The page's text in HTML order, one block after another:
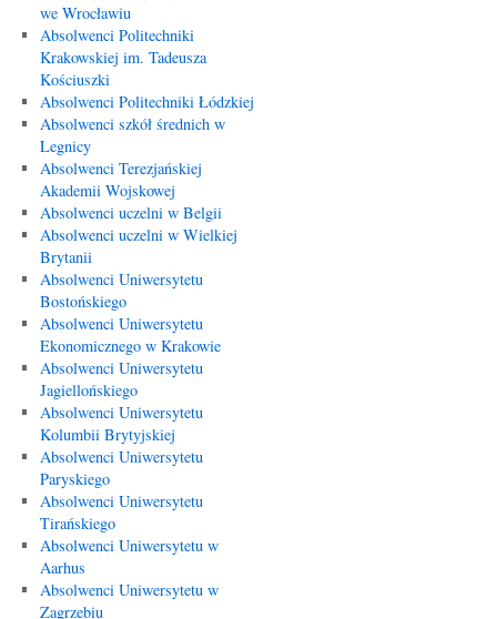
we Wrocławiu
Absolwenci Politechniki
Krakowskiej im. Tadeusza
Kościuszki
Absolwenci Politechniki Łódzkiej
Absolwenci szkół średnich w
Legnicy
Absolwenci Terezjańskiej
Akademii Wojskowej
Absolwenci uczelni w Belgii
Absolwenci uczelni w Wielkiej
Brytanii
Absolwenci Uniwersytetu
Bostońskiego
Absolwenci Uniwersytetu
Ekonomicznego w Krakowie
Absolwenci Uniwersytetu
Jagiellońskiego
Absolwenci Uniwersytetu
Kolumbii Brytyjskiej
Absolwenci Uniwersytetu
Paryskiego
Absolwenci Uniwersytetu
Tirańskiego
Absolwenci Uniwersytetu w
Aarhus
Absolwenci Uniwersytetu w
Zagrzebiu